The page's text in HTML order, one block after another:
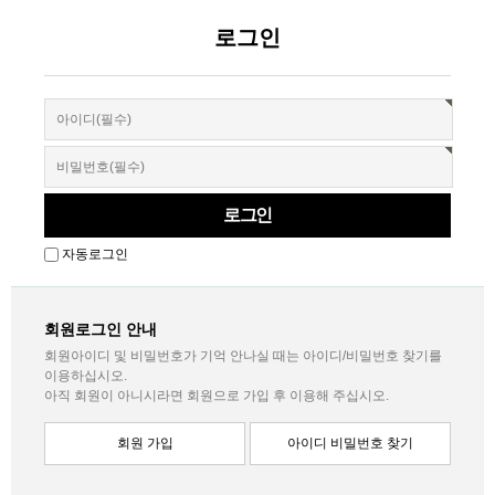
로그인
자동로그인
회원로그인 안내
회원아이디 및 비밀번호가 기억 안나실 때는 아이디/비밀번호 찾기를
이용하십시오.
아직 회원이 아니시라면 회원으로 가입 후 이용해 주십시오.
아이디 비밀번호 찾기
회원 가입